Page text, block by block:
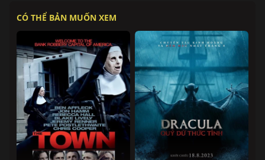
CÓ THỂ BẢN MUỐN XEM